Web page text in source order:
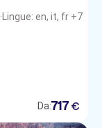
· Lingue: en, it, fr +7
Da:717 €